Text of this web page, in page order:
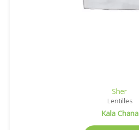
Sher
Lentilles
Kala Chana